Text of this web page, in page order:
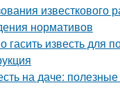
известкового
нормативов
гасить известь для
на даче: полезные